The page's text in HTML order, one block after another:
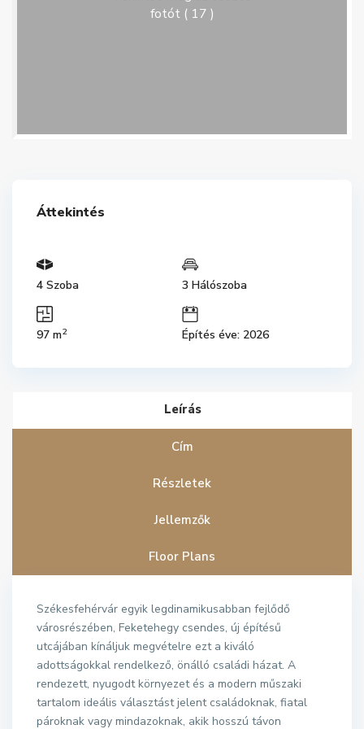
fotót ( 17 )
Áttekintés
4 Szoba 3 Hálószoba
97 m2 Építés éve: 2026
Leírás
Cím
Részletek
Jellemzők
Floor Plans
Székesfehérvár egyik legdinamikusabban fejlődő
városrészében, Feketehegy csendes, új építésű
utcájában kínáljuk megvételre ezt a kiváló
adottságokkal rendelkező, önálló családi házat. A
rendezett, nyugodt környezet és a modern műszaki
tartalom ideális választást jelent családoknak, fiatal
pároknak vagy mindazoknak, akik hosszú távon